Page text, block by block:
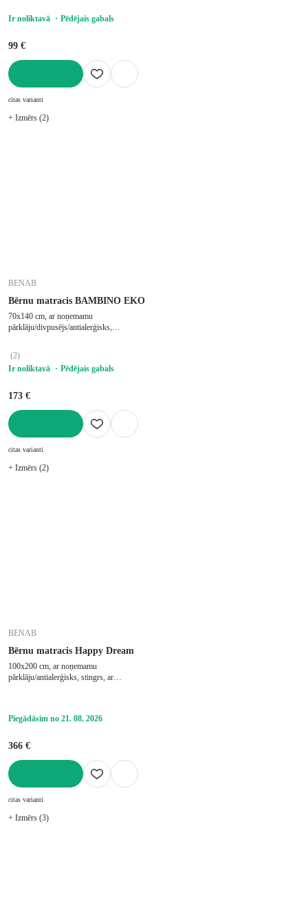
Ir noliktavā
Pēdējais gabals
99 €
citas varianti
+ Izmērs (2)
BENAB
Bērnu matracis BAMBINO EKO
70x140 cm, ar noņemamu
pārklāju/divpusējs/antialerģisks,
(2)
Ir noliktavā
Pēdējais gabals
173 €
citas varianti
+ Izmērs (2)
BENAB
Bērnu matracis Happy Dream
100x200 cm, ar noņemamu
pārklāju/antialerģisks, stingrs, ar
Piegādāsim no 21. 08. 2026
366 €
citas varianti
+ Izmērs (3)